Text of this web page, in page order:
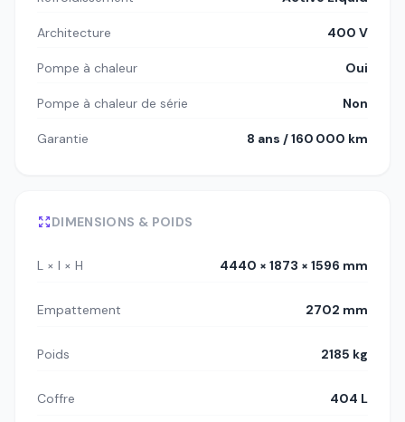
Architecture 400 V
Pompe à chaleur Oui
Pompe à chaleur de série Non
Garantie 8 ans / 160 000 km
DIMENSIONS & POIDS
L × l × H 4440 × 1873 × 1596 mm
Empattement 2702 mm
Poids 2185 kg
Coffre 404 L